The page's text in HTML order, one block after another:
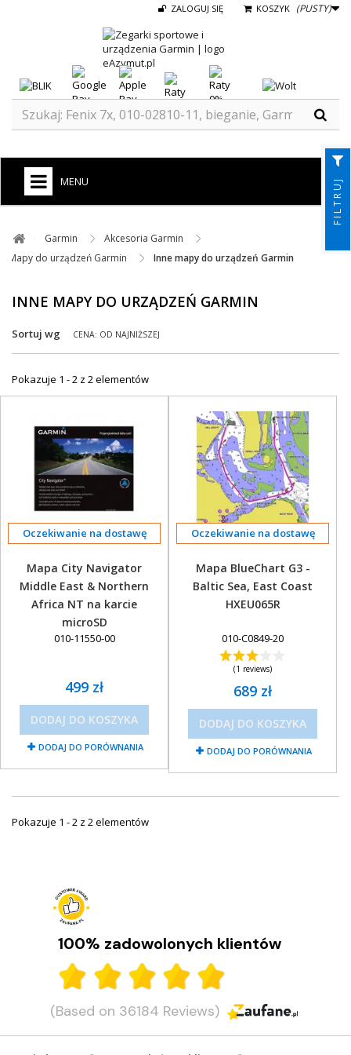
KOSZYK (PUSTY)
ZALOGUJ SIĘ
MENU
ZEGARKI DO BIEGANIA
SUUNTO
+
+
RAM MOUNTS
+
COROS
VOSTOK EUROPE ZEGARKI
VICTORINOX ZEGARKI
ORIENT ZEGARKI
OBAKU DENMARK ZEGARKI
+
+
WYPRZEDAŻ
Garmin ​
Akcesoria Garmin ​
Mapy do urządzeń Garmin ​
Inne mapy do urządzeń Garmin
INNE MAPY DO URZĄDZEŃ GARMIN
Sortuj wg CENA: OD NAJNIŻSZEJ
Pokazuje 1 - 2 z 2 elementów
Oczekiwanie na dostawę
Mapa City Navigator
Middle East & Northern
Africa NT na karcie
microSD
010-11550-00
499 zł
DODAJ DO KOSZYKA
DODAJ DO PORÓWNANIA
Oczekiwanie na dostawę
Mapa BlueChart G3 -
Baltic Sea, East Coast
HXEU065R
010-C0849-20
(1 reviews)
689 zł
DODAJ DO KOSZYKA
DODAJ DO PORÓWNANIA
Pokazuje 1 - 2 z 2 elementów
100% zadowolonych klientów
(Based on 36184 Reviews)
FILTRUJ